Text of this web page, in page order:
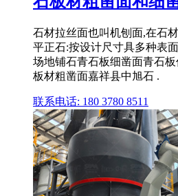
石材拉丝面也叫机刨面,在石
平正石:按设计尺寸具多种表
场地铺石青石板细凿面青石
板材粗凿面嘉祥县中旭石 .
联系电话: 180 3780 8511